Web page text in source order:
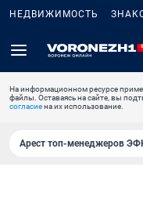
НЕДВИЖИМОСТЬ
На информационном ресурсе
файлы. Оставаясь на сайте, вы
согласиена их использование.
Арест топ-менеджеров